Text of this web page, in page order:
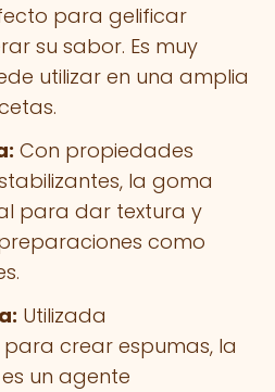
para gelificar
su sabor. Es muy
utilizar en una amplia
Con propiedades
la goma
para dar textura y
como
Utilizada
crear espumas, la
un agente